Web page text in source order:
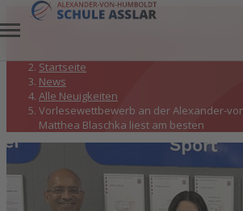
Alle Neuigkeiten
Startseite
News
Alle Neuigkeiten
Vorlesewettbewerb an der Alexander-
Matthea Blaschka liest am besten